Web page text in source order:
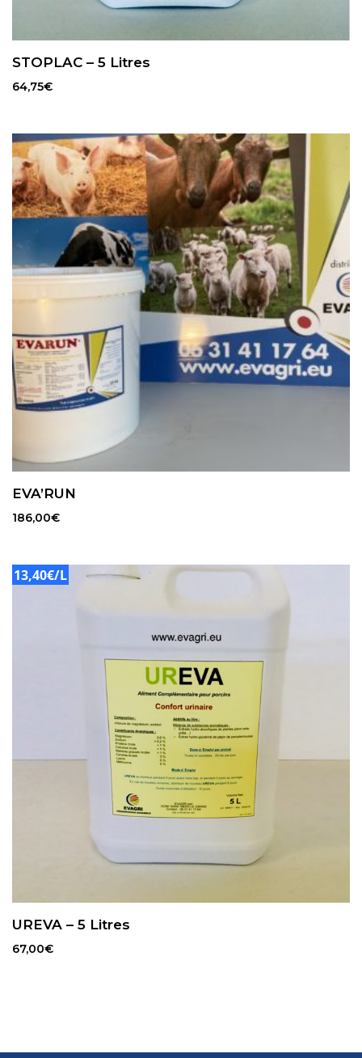
STOPLAC – 5 Litres
64,75€
EVA’RUN
186,00€
13,40€/L
UREVA – 5 Litres
67,00€